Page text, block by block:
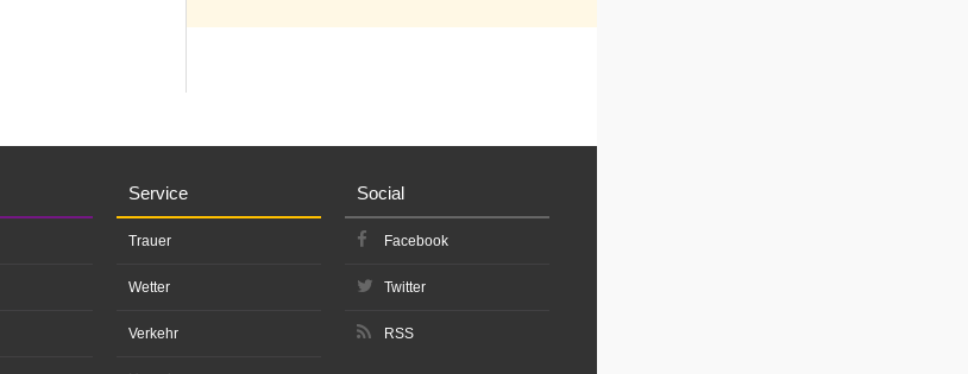
Service
Trauer
Wetter
Verkehr
Social
Facebook
Twitter
RSS